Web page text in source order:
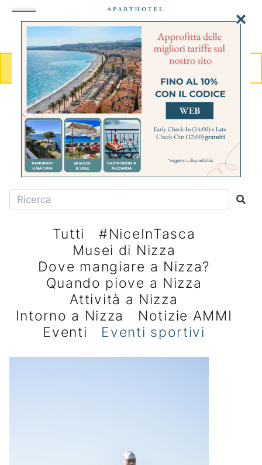
MENU
PRENOTA
CITY-GUIDE
Le ultime cose da fare e da
scoprire
Tutti
#NiceInTasca
Musei di Nizza
Dove mangiare a Nizza?
Quando piove a Nizza
Attività a Nizza
Intorno a Nizza
Notizie AMMI
Eventi
Eventi sportivi